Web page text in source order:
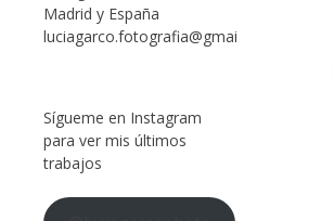
Madrid y España
luciagarco.fotografia@gmail.com
Sígueme en Instagram
para ver mis últimos
trabajos